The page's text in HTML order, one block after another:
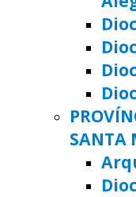
SANTA